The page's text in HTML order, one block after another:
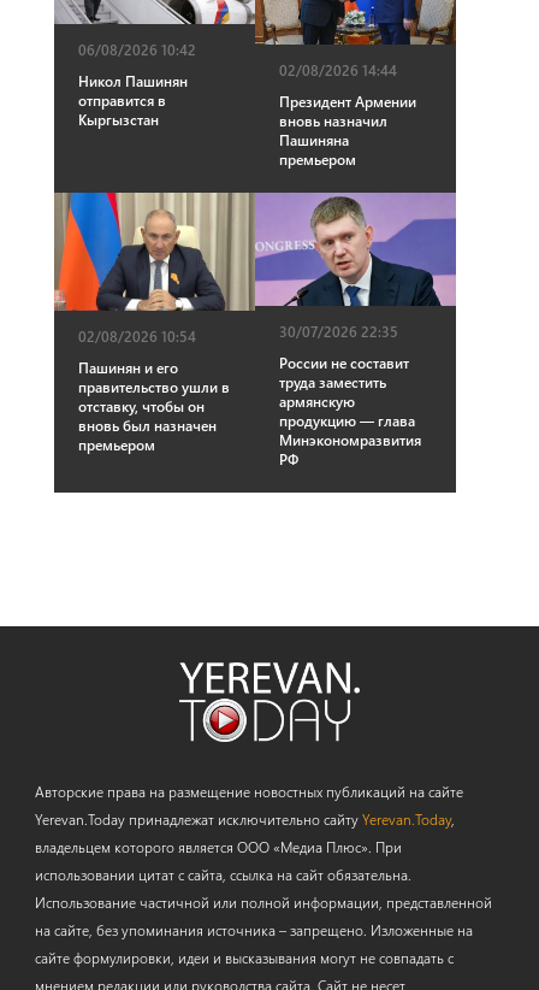
06/08/2026 10:42
Никол Пашинян
отправится в
Кыргызстан
02/08/2026 14:44
Президент Армении
вновь назначил
Пашиняна
премьером
02/08/2026 10:54
Пашинян и его
правительство ушли в
отставку, чтобы он
вновь был назначен
премьером
30/07/2026 22:35
России не составит
труда заместить
армянскую
продукцию — глава
Минэкономразвития
РФ
Авторские права на размещение новостных публикаций на сайте
Yerevan.Today принадлежат исключительно сайтуYerevan.Today,
владельцем которого является ООО «Медиа Плюс». При
использовании цитат с сайта, ссылка на сайт обязательна.
Использование частичной или полной информации, представленной
на сайте, без упоминания источника – запрещено. Изложенные на
сайте формулировки, идеи и высказывания могут не совпадать с
мнением редакции или руководства сайта. Сайт не несет